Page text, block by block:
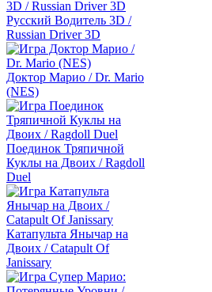
Русский Водитель 3D /
Russian Driver 3D
Доктор Марио / Dr. Mario
(NES)
Поединок Тряпичной
Куклы на Двоих / Ragdoll
Duel
Катапульта Янычар на
Двоих / Catapult Of
Janissary